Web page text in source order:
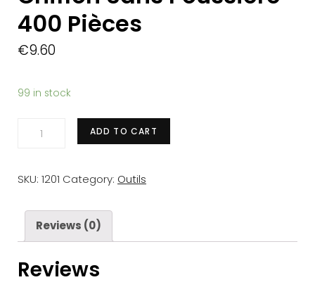
400 Pièces
€9.60
99 in stock
Chiffon
400
quantity
ADD TO CART
SKU: 1201 Category: Outils
Reviews (0)
Reviews